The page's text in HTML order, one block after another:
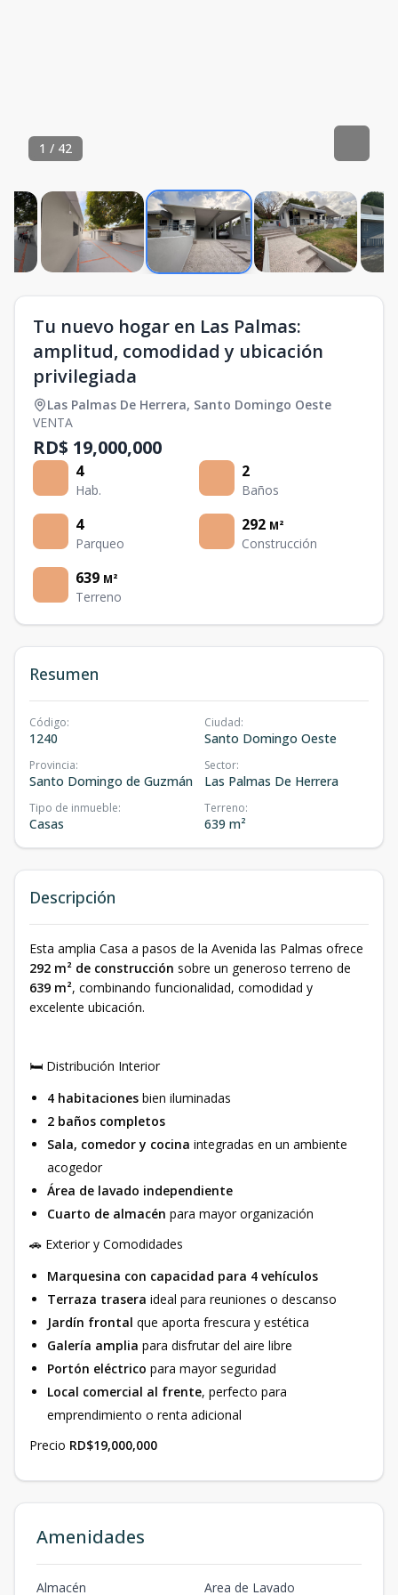
1 / 42
Tu nuevo hogar en Las Palmas:
amplitud, comodidad y ubicación
privilegiada
Las Palmas De Herrera, Santo Domingo Oeste
VENTA
RD$ 19,000,000
4
Hab.
2
Baños
4
Parqueo
292 M²
Construcción
639 M²
Terreno
Resumen
Código:
1240
Ciudad:
Santo Domingo Oeste
Provincia:
Santo Domingo de Guzmán
Sector:
Las Palmas De Herrera
Tipo de inmueble:
Casas
Terreno:
639 m²
Descripción
Esta amplia Casa a pasos de la Avenida las Palmas ofrece
292 m² de construcción sobre un generoso terreno de
639 m², combinando funcionalidad, comodidad y
excelente ubicación.
🛏️ Distribución Interior
4 habitaciones bien iluminadas
2 baños completos
Sala, comedor y cocina integradas en un ambiente
acogedor
Área de lavado independiente
Cuarto de almacén para mayor organización
🚗 Exterior y Comodidades
Marquesina con capacidad para 4 vehículos
Terraza trasera ideal para reuniones o descanso
Jardín frontal que aporta frescura y estética
Galería amplia para disfrutar del aire libre
Portón eléctrico para mayor seguridad
Local comercial al frente, perfecto para
emprendimiento o renta adicional
Precio RD$19,000,000
Amenidades
Almacén Area de Lavado